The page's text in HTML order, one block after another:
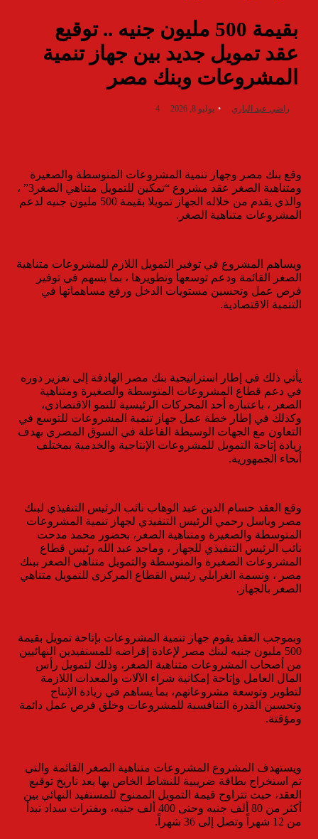
بقيمة 500 مليون جنيه .. توقيع
عقد تمويل جديد بين جهاز تنمية
المشروعات وبنك مصر
راضي عبد الباري يوليو 8, 2026
وقع بنك مصر وجهاز تنمية المشروعات المتوسطة والصغيرة
ومتناهية الصغر عقد مشروع “تمكين للتمويل متناهي الصغر3” ،
والذي يقدم من خلاله الجهاز تمويلا بقيمة 500 مليون جنيه لدعم
المشروعات متناهية الصغر.
ويساهم المشروع في توفير التمويل اللازم للمشروعات متناهية
الصغر القائمة ودعم توسعها وتطويرها ، بما يسهم في توفير
فرص عمل وتحسين مستويات الدخل ورفع مساهماتها في
التنمية الاقتصادية.
يأتي ذلك في إطار استراتيجية بنك مصر الهادفة إلى تعزيز دوره
في دعم قطاع المشروعات المتوسطة والصغيرة ومتناهية
الصغر ، باعتباره أحد المحركات الرئيسية للنمو الاقتصادي،
وكذلك في إطار خطة عمل جهاز تنمية المشروعات للتوسع في
التعاون مع الجهات الوسيطة الفاعلة في السوق المصري بهدف
زيادة إتاحة التمويل للمشروعات الإنتاجية والخدمية بمختلف
أنحاء الجمهورية.
وقع العقد حسام الدين عبد الوهاب نائب الرئيس التنفيذي لبنك
مصر وباسل رحمي الرئيس التنفيذي لجهاز تنمية المشروعات
المتوسطة والصغيرة ومتناهية الصغر، بحضور محمد مدحت
نائب الرئيس التنفيذي للجهاز ، وماجد عبد الله رئيس قطاع
المشروعات الصغيرة والمتوسطة والتمويل متناهي الصغر ببنك
مصر ، ونسمة الغرابلي رئيس القطاع المركزى للتمويل متناهي
الصغر بالجهاز.
وبموجب العقد يقوم جهاز تنمية المشروعات بإتاحة تمويل بقيمة
500 مليون جنيه لبنك مصر لإعادة إقراضه للمستفيدين النهائيين
من أصحاب المشروعات متناهية الصغر، وذلك لتمويل رأس
المال العامل وإتاحة إمكانية شراء الآلات والمعدات اللازمة
لتطوير وتوسعة مشروعاتهم، بما يساهم في زيادة الإنتاج
وتحسين القدرة التنافسية للمشروعات وخلق فرص عمل دائمة
ومؤقتة.
ويستهدف المشروع المشروعات متناهية الصغر القائمة والتي
تم استخراج بطاقة ضريبية للنشاط الخاص بها بعد تاريخ توقيع
العقد، حيث تتراوح قيمة التمويل الممنوح للمستفيد النهائي بين
أكثر من 80 ألف جنيه وحتى 400 ألف جنيه، وبفترات سداد تبدأ
من 12 شهراً وتصل إلى 36 شهراً.